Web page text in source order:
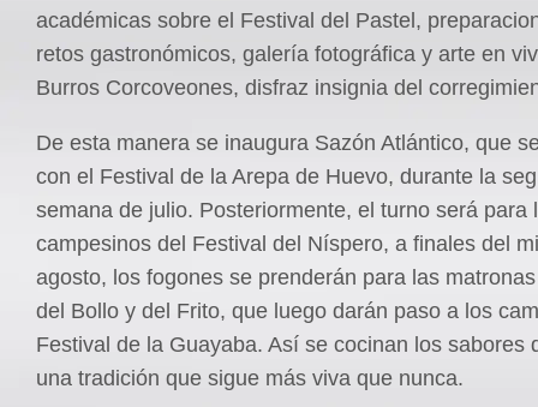
académicas sobre el Festival del Pastel,
retos gastronómicos, galería fotográfica y arte en
Burros Corcoveones, disfraz insignia del
De esta manera se inaugura Sazón Atlántico, que
con el Festival de la Arepa de Huevo, durante la
semana de julio. Posteriormente, el turno será para
campesinos del Festival del Níspero, a finales del
agosto, los fogones se prenderán para las
del Bollo y del Frito, que luego darán paso a los
Festival de la Guayaba. Así se cocinan los sabores
una tradición que sigue más viva que nunca.